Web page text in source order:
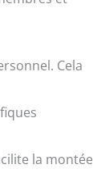
Cela
la montée